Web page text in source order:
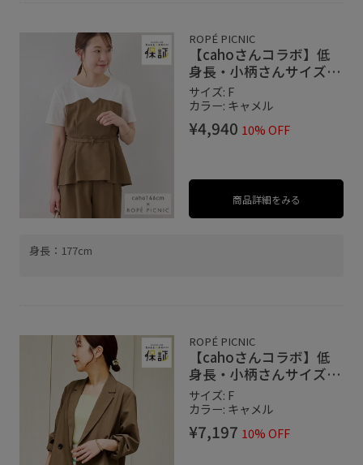
ROPÉ PICNIC
【cahoさんコラボ】低
身長・小柄さんサイズ エ
アリーリネンライク ドッ
キングカットトップス
サイズ: F
カラー: キャメル
¥4,940 10% OFF
商品詳細をみる
身長：177cm
ROPÉ PICNIC
【cahoさんコラボ】低
身長・小柄さんサイズ エ
アリーリネンライク ダブ
ルジャケット
サイズ: F
カラー: キャメル
¥7,197 10% OFF